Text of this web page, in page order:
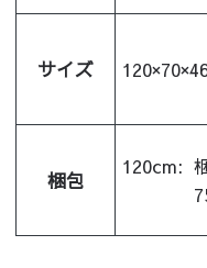
サイズ
梱包
120cm: